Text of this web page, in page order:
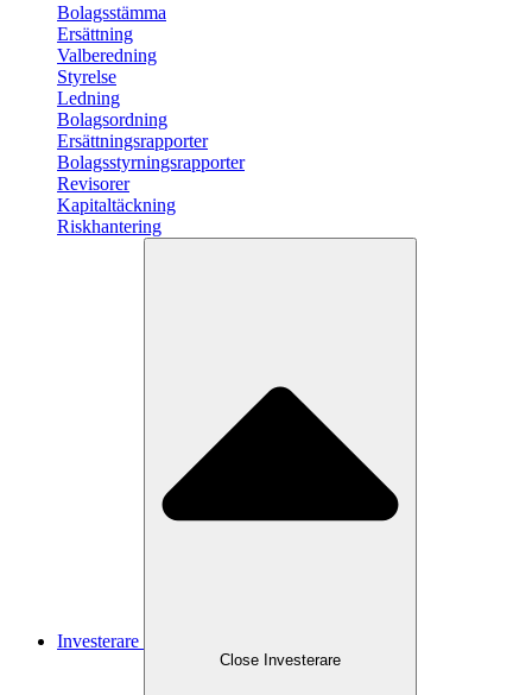
Bolagsstämma
Ersättning
Valberedning
Styrelse
Ledning
Bolagsordning
Ersättningsrapporter
Bolagsstyrningsrapporter
Revisorer
Kapitaltäckning
Riskhantering
Investerare
Close Investerare